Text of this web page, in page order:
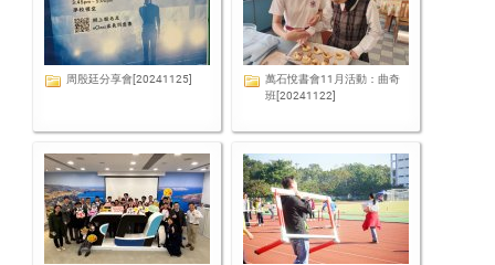
周殷廷分享會[20241125]
萬石悅書會11月活動：曲奇
班[20241122]